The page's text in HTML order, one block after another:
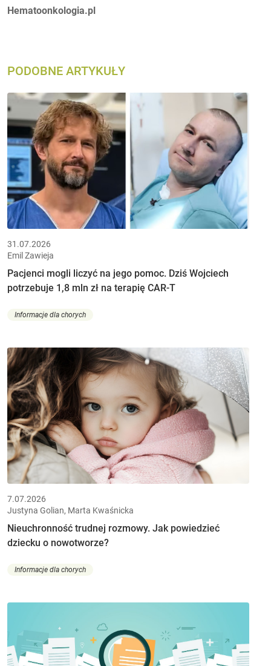
Autorzy:
Hematoonkologia.pl
PODOBNE ARTYKUŁY
31.07.2026
Emil Zawieja
Pacjenci mogli liczyć na jego pomoc. Dziś Wojciech
potrzebuje 1,8 mln zł na terapię CAR-T
Informacje dla chorych
7.07.2026
Justyna Golian, Marta Kwaśnicka
Nieuchronność trudnej rozmowy. Jak powiedzieć
dziecku o nowotworze?
Informacje dla chorych